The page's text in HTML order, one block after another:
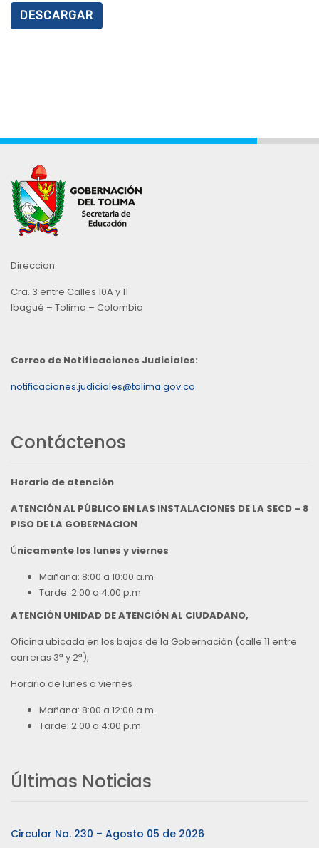
DESCARGAR
Direccion
Cra. 3 entre Calles 10A y 11
Ibagué – Tolima – Colombia
Correo de Notificaciones Judiciales:
notificaciones.judiciales@tolima.gov.co
Contáctenos
Horario de atención
ATENCIÓN AL PÚBLICO EN LAS INSTALACIONES DE LA SECD – 8
PISO DE LA GOBERNACION
Únicamente los lunes y viernes
Mañana: 8:00 a 10:00 a.m.
Tarde: 2:00 a 4:00 p.m
ATENCIÓN UNIDAD DE ATENCIÓN AL CIUDADANO,
Oficina ubicada en los bajos de la Gobernación (calle 11 entre
carreras 3ª y 2ª),
Horario de lunes a viernes
Mañana: 8:00 a 12:00 a.m.
Tarde: 2:00 a 4:00 p.m
Últimas Noticias
Circular No. 230 – Agosto 05 de 2026